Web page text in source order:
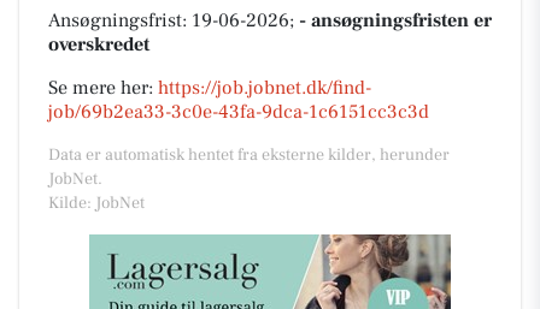
Ansøgningsfrist: 19-06-2026; - ansøgningsfristen er
overskredet
Se mere her: https://job.jobnet.dk/find-
job/69b2ea33-3c0e-43fa-9dca-1c6151cc3c3d
Data er automatisk hentet fra eksterne kilder, herunder
JobNet.
Kilde: JobNet